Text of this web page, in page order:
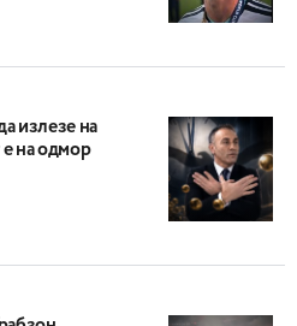
излезе на
е на одмор